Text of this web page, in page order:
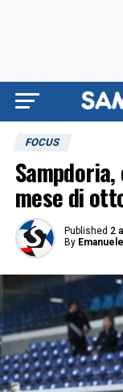
FOCUS
mese di
Published 2
By